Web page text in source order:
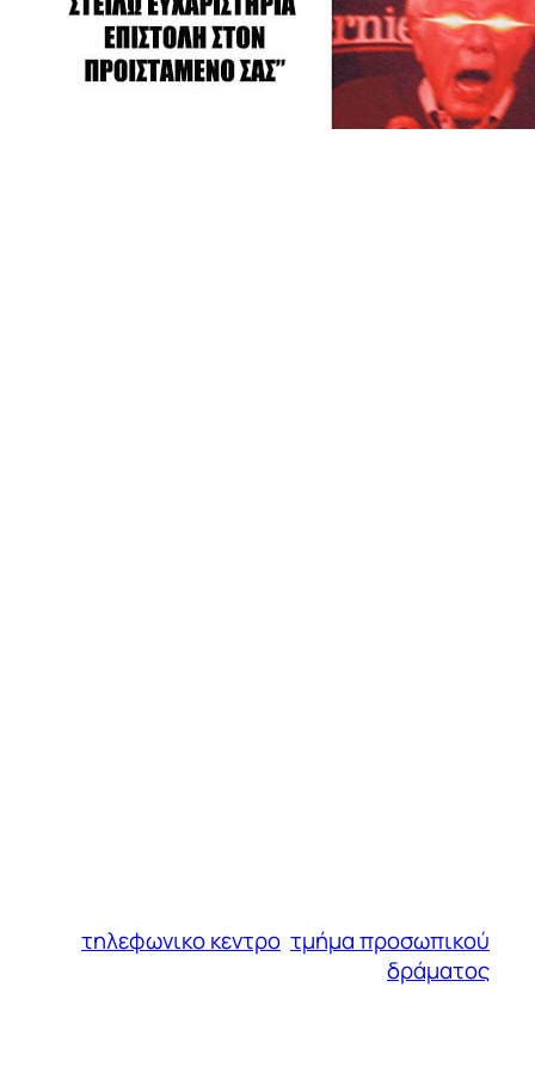
τηλεφωνικο κεντρο τμήμα προσωπικού
δράματος